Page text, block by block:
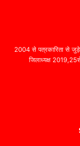
2004 से पत्रकारिता से
जिलाध्यक्ष